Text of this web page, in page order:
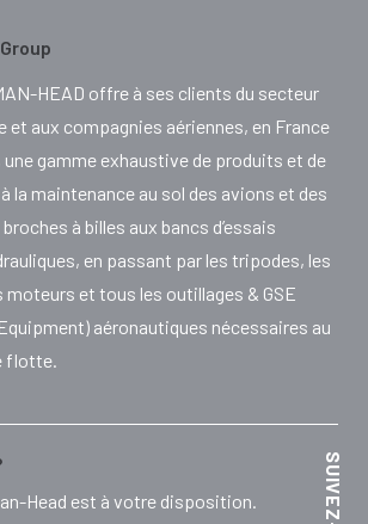
HEAD offre à ses clients du secteur
et aux compagnies aériennes, en France
une gamme exhaustive de produits et de
la maintenance au sol des avions et des
à billes aux bancs d’essais
en passant par les tripodes, les
et tous les outillages & GSE
aéronautiques nécessaires au
flotte.
Head est à votre disposition.